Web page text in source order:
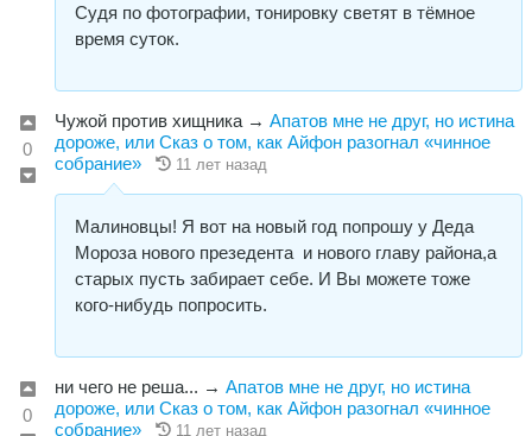
Судя по фотографии, тонировку светят в тёмное
время суток.
0
Чужой против хищника → Апатов мне не друг, но истина
дороже, или Сказ о том, как Айфон разогнал «чинное
собрание»
11 лет назад
Малиновцы! Я вот на новый год попрошу у Деда
Мороза нового презедента и нового главу района,а
старых пусть забирает себе. И Вы можете тоже
кого-нибудь попросить.
0
ни чего не реша... → Апатов мне не друг, но истина
дороже, или Сказ о том, как Айфон разогнал «чинное
собрание»
11 лет назад